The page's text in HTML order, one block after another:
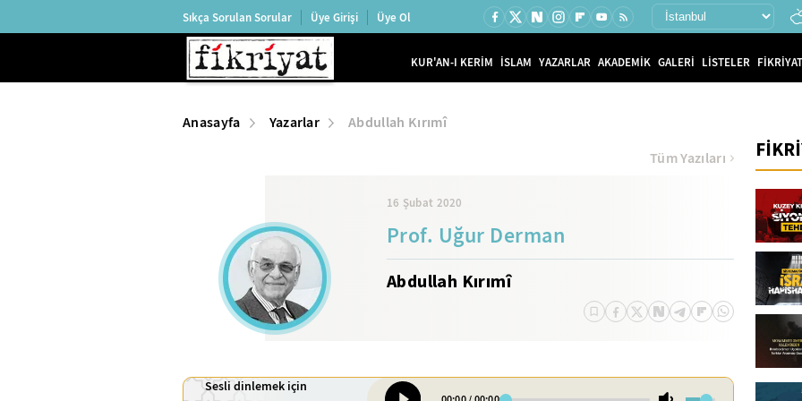
Sıkça Sorulan Sorular Üye Girişi Üye Ol
KUR'AN-I KERİM İSLAM YAZARLAR AKADEMİK GALERİ LİSTELER
Anasayfa Yazarlar Abdullah Kırımî
16 Şubat 2020
Prof. Uğur Derman
Abdullah Kırımî
Tüm Yazıları
Sesli dinlemek için